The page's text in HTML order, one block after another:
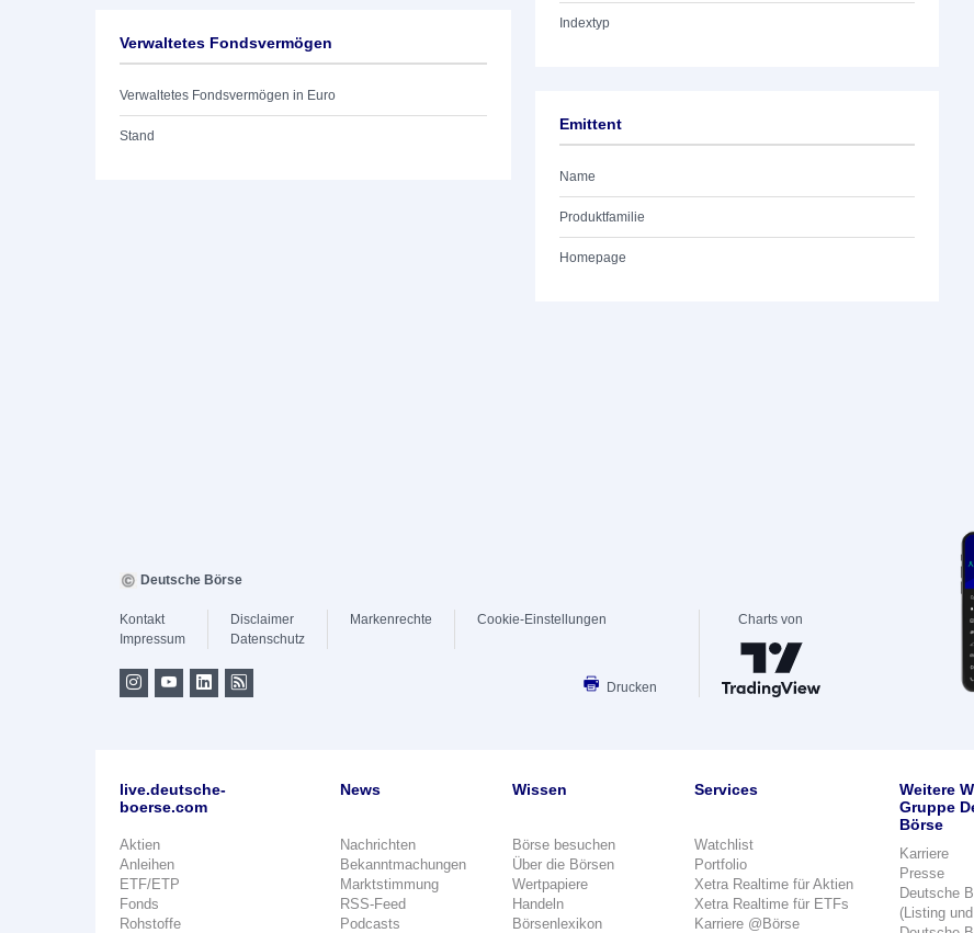
Verwaltetes Fondsvermögen
Verwaltetes Fondsvermögen in Euro
Stand
Indextyp
Emittent
Name
Produktfamilie
Homepage
Deutsche Börse
Kontakt
Impressum
Disclaimer
Datenschutz
Markenrechte Cookie-Einstellungen
Drucken
Charts von
live.deutsche-
boerse.com
Aktien
Anleihen
ETF/ETP
Fonds
Rohstoffe
News
Nachrichten
Bekanntmachungen
Marktstimmung
RSS-Feed
Podcasts
Wissen
Börse besuchen
Über die Börsen
Wertpapiere
Handeln
Börsenlexikon
Services
Watchlist
Portfolio
Xetra Realtime für Aktien
Xetra Realtime für ETFs
Karriere @Börse
Weitere
Gruppe
Börse
Karriere
Presse
Deutsche
(Listing